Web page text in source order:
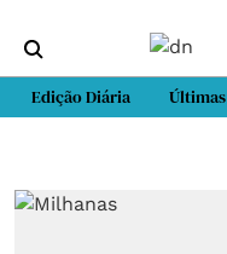
Edição Diária Últimas